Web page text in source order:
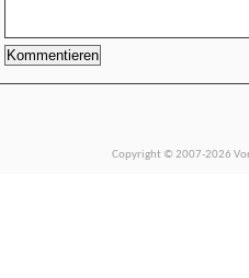
Copyright © 2007-2026